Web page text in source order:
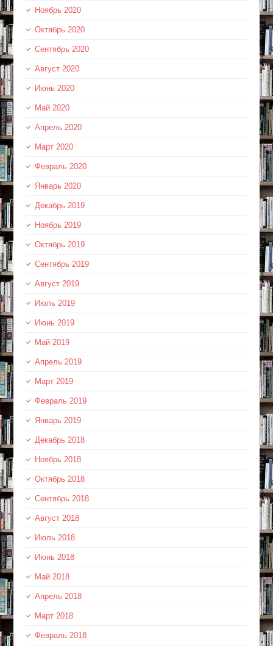
Ноябрь 2020
Октябрь 2020
Сентябрь 2020
Август 2020
Июнь 2020
Май 2020
Апрель 2020
Март 2020
Февраль 2020
Январь 2020
Декабрь 2019
Ноябрь 2019
Октябрь 2019
Сентябрь 2019
Август 2019
Июль 2019
Июнь 2019
Май 2019
Апрель 2019
Март 2019
Февраль 2019
Январь 2019
Декабрь 2018
Ноябрь 2018
Октябрь 2018
Сентябрь 2018
Август 2018
Июль 2018
Июнь 2018
Май 2018
Апрель 2018
Март 2018
Февраль 2018